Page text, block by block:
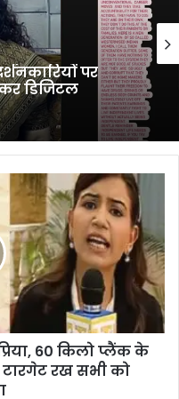
पर
डिजिटल
60 किलो प्लैंक के
रख सभी को